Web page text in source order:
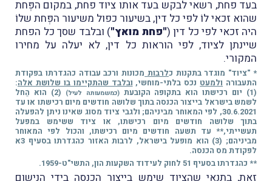
בעד פחת, רשאי לבקש בעד אותו ציוד פחת, במקום הפְּחת
שהוא זכאי לוֹ לפי כל דין, בשיעור כפול משיעור הפְּחת שלוֹ
היה זכאי לפי כל דין ("פחת מואץ") ובלבד שסך כל הפחת
שיינתן לציוד, לפי הוראות כל דין, לא יעלה על מחירו
המקורי.
* "ציוד" מוגדר בתקנות כלרבות מכונות ורכב עבודה כהגדרתו בפקודת
התעבורה ולמעט נכס בלתי-מוחשי, ובלבד שהתקיימו בו שלושת אלה:
(1) יום רכישתו הוא בתקופה הקובעת
(כמשמעותה לעיל)
(2) הוא הֵחל
לשמש בישראל בייצור הכנסה בתוך שלושה חודשים מיום רכישתו או עד
30.6.2021, לפי המאוחר מביניהם; ולגבי ציוד מסוג שאינו ניתן להפעלה
בתוך שלושה חודשים מיום רכישתו, או ציוד ששימש במפעל
תעשייתי,** עד תשעה חודשים מיום רכישתו, והכול לפי המאוחר
מביניהם; (3) הוא מופעל בישראל, לרבות האזור כהגדרתו בסעיף 3א
לפקודת מס הכנסה.
** כהגדרתו בסעיף 51 לחוק לעידוד השקעות הון, התשי"ט-1959.
זאת,בתנאי שהציוד שימש בייצור הכנסה בידי הנישום